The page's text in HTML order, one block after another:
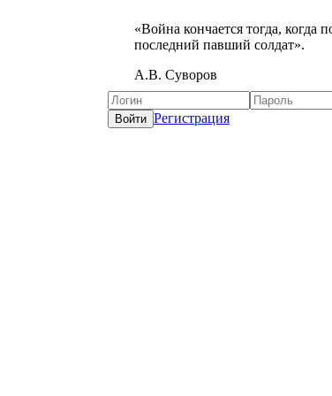
«Война кончается тогда, когда
последний павший солдат».
А.В. Суворов
Регистрация